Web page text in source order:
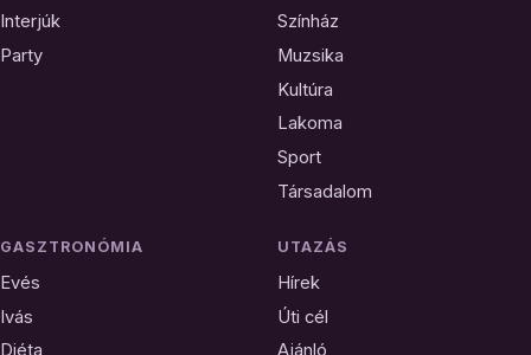
Interjúk
Party
Színház
Muzsika
Kultúra
Lakoma
Sport
Társadalom
GASZTRONÓMIA
Evés
Ivás
UTAZÁS
Hírek
Úti cél